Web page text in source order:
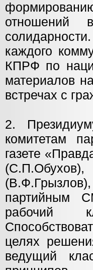
отношений
каждого
КПРФ по
материалов
встречах с
2.
комитетам
газете
партийным
рабочий
целях
ведущий